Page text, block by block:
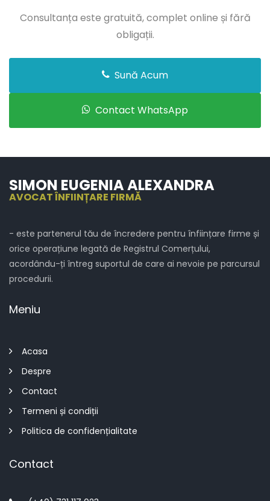
Consultanța este gratuită, complet online și fără
obligații.
Sună Acum
Contact WhatsApp
SIMON EUGENIA ALEXANDRA
AVOCAT ÎNFIINȚARE FIRMĂ
- este partenerul tău de încredere pentru înființare firme și
orice operațiune legată de Registrul Comerțului,
acordându-ți întreg suportul de care ai nevoie pe parcursul
procedurii.
Meniu
Acasa
Despre
Contact
Termeni și condiții
Politica de confidențialitate
Contact